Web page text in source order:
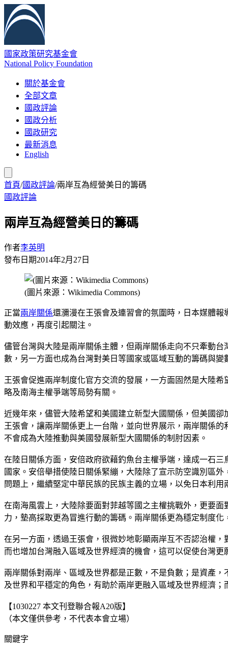
國家政策研究基金會
National Policy Foundation
關於基金會
全部文章
國政評論
國政分析
國政研究
最新消息
English
首頁/國政評論/兩岸互為經營美日的籌碼
國政評論
兩岸互為經營美日的籌碼
作者李英明
發布日期2014年2月27日
(圖片來源：Wikimedia Commons)
正當兩岸關係還瀰漫在王張會及連習會的氛圍時，日本媒體報
動效應，再度引起關注。
儘管台灣與大陸是兩岸關係主體，但兩岸關係走向不只牽動
數，另一方面也成為台灣對美日等國家或區域互動的籌碼與變
王張會促進兩岸制度化官方交流的發展，一方面固然是大陸
略及南海主權爭端等局勢有關。
近幾年來，儘管大陸希望和美國建立新型大國關係，但美國
王張會，讓兩岸關係更上一台階，並向世界展示，兩岸關係
不會成為大陸推動與美國發展新型大國關係的制肘因素。
在陸日關係方面，安倍政府欲藉釣魚台主權爭端，達成一石
國家。安倍舉措使陸日關係緊繃，大陸除了宣示防空識別區
問題上，繼續堅定中華民族的民族主義的立場，以免日本利
在南海風雲上，大陸除要面對菲越等國之主權挑戰外，更要
力，墊高採取更為冒進行動的籌碼。兩岸關係更為穩定制度
在另一方面，透過王張會，很微妙地彰顯兩岸互不否認治權
而也增加台灣融入區域及世界經濟的機會，這可以促使台灣更
兩岸關係對兩岸、區域及世界都是正數，不是負數；是資產
及世界和平穩定的角色，有助於兩岸更融入區域及世界經濟
【1030227 本文刊登聯合報A20版】
（本文僅供參考，不代表本會立場）
關鍵字